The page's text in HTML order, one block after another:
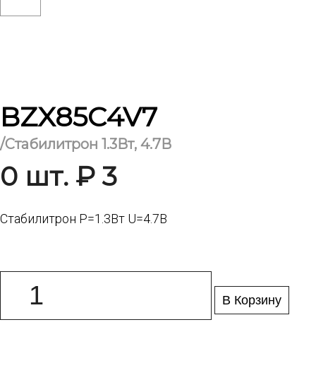
BZX85C4V7
/Стабилитрон 1.3Вт, 4.7В
0 шт. ₽ 3
Стабилитрон Р=1.3Вт U=4.7В
В Корзину